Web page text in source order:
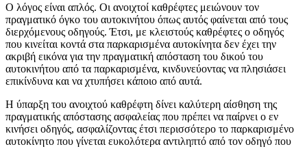
Ο λόγος είναι απλός. Οι ανοιχτοί καθρέφτες μειώνουν τον
πραγματικό όγκο του αυτοκινήτου όπως αυτός φαίνεται από τους
διερχόμενους οδηγούς. Έτσι, με κλειστούς καθρέφτες ο οδηγός
που κινείται κοντά στα παρκαρισμένα αυτοκίνητα δεν έχει την
ακριβή εικόνα για την πραγματική απόσταση του δικού του
αυτοκινήτου από τα παρκαρισμένα, κινδυνεύοντας να πλησιάσει
επικίνδυνα και να χτυπήσει κάποιο από αυτά.
Η ύπαρξη του ανοιχτού καθρέφτη δίνει καλύτερη αίσθηση της
πραγματικής απόστασης ασφαλείας που πρέπει να παίρνει ο εν
κινήσει οδηγός, ασφαλίζοντας έτσι περισσότερο το παρκαρισμένο
αυτοκίνητο που γίνεται ευκολότερα αντιληπτό από τον οδηγό που